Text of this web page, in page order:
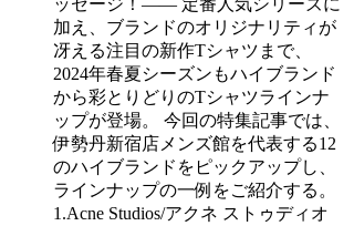
ッセージ！―― 定番人気シリーズに
加え、ブランドのオリジナリティが
冴える注目の新作Tシャツまで、
2024年春夏シーズンもハイブランド
から彩とりどりのTシャツラインナ
ップが登場。 今回の特集記事では、
伊勢丹新宿店メンズ館を代表する12
のハイブランドをピックアップし、
ラインナップの一例をご紹介する。
1.Acne Studios/アクネ ストゥディオ